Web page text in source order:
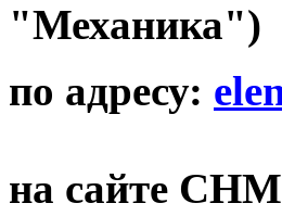
"Механика")
по адресу:
на сайте